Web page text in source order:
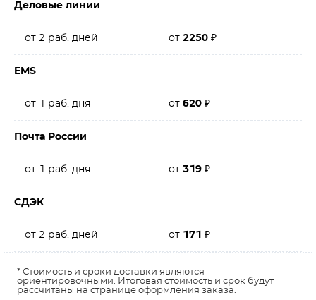
Деловые линии
от 2 раб. дней от 2250 ₽
EMS
от 1 раб. дня от 620 ₽
Почта России
от 1 раб. дня от 319 ₽
СДЭК
от 2 раб. дней от 171 ₽
* Стоимость и сроки доставки являются
ориентировочными. Итоговая стоимость и срок будут
рассчитаны на странице оформления заказа.